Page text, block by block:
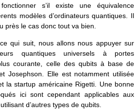
s’il existe une équivalence
modèles d’ordinateurs quantiques. Il
près le cas donc tout va bien.
qui suit, nous allons nous appuyer sur
quantiques universels à portes
courante, celle des qubits à base de
Josephson. Elle est notamment utilisée
la startup américaine Rigetti. Une bonne
ici sont cependant applicables aux
d’autres types de qubits.